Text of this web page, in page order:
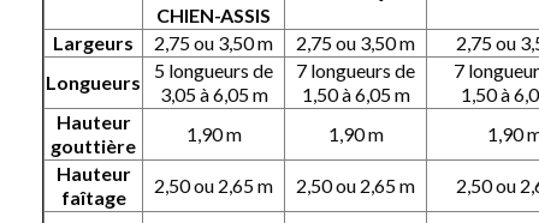
CHIEN-ASSIS
Largeurs 2,75 ou 3,50 m 2,75 ou 3,50 m
2,75 ou
Longueurs
5 longueurs de
3,05 à 6,05 m
7 longueurs de
1,50 à 6,05 m
7
1,50 à
Hauteur
gouttière
1,90 m 1,90 m
1,90
Hauteur
faîtage
2,50 ou 2,65 m 2,50 ou 2,65 m 2,50 ou